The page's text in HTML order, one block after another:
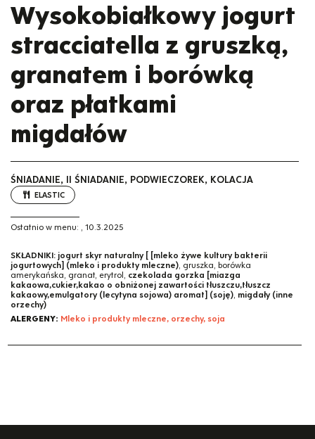
Wysokobiałkowy jogurt
stracciatella z gruszką,
granatem i borówką
oraz płatkami
migdałów
ŚNIADANIE, II ŚNIADANIE, PODWIECZOREK, KOLACJA
ELASTIC
Ostatnio w menu: , 10.3.2025
SKŁADNIKI: jogurt skyr naturalny [ [mleko żywe kultury bakterii
jogurtowych] (mleko i produkty mleczne), gruszka, borówka
amerykańska, granat, erytrol, czekolada gorzka [miazga
kakaowa,cukier,kakao o obniżonej zawartości tłuszczu,tłuszcz
kakaowy,emulgatory (lecytyna sojowa) aromat] (soję), migdały (inne
orzechy)
ALERGENY: Mleko i produkty mleczne, orzechy, soja